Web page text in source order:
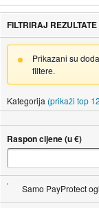
FILTRIRAJ REZULTATE
Prikazani su
filtere.
Kategorija (prikaži top
Raspon cijene (u €)
Samo PayProtect